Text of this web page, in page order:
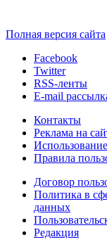
Полная версия сайта
Facebook
Twitter
RSS-ленты
E-mail
Контакты
Реклама на
Правила
Договор
Политика в
данных
Редакция